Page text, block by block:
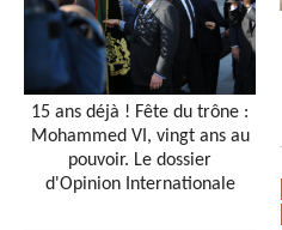
15 ans déjà ! Fête du trône :
Mohammed VI, vingt ans au
pouvoir. Le dossier
d'Opinion Internationale